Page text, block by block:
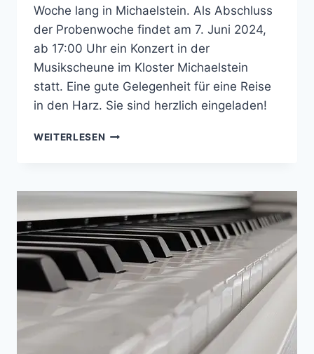
Woche lang in Michaelstein. Als Abschluss
der Probenwoche findet am 7. Juni 2024,
ab 17:00 Uhr ein Konzert in der
Musikscheune im Kloster Michaelstein
statt. Eine gute Gelegenheit für eine Reise
in den Harz. Sie sind herzlich eingeladen!
WEITERLESEN AKADEMIEKONZERT
AM
7.
JUNI
2024